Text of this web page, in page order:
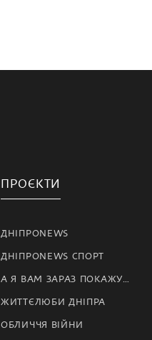
ПРОЄКТИ
ДНІПРОNEWS
ДНІПРОNEWS СПОРТ
А Я ВАМ ЗАРАЗ ПОКАЖУ…
ЖИТТЄЛЮБИ ДНІПРА
ОБЛИЧЧЯ ВІЙНИ